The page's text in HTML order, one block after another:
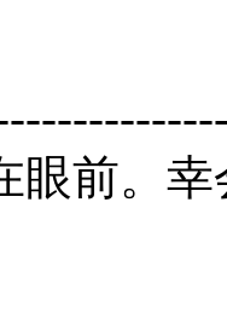
眼前。幸